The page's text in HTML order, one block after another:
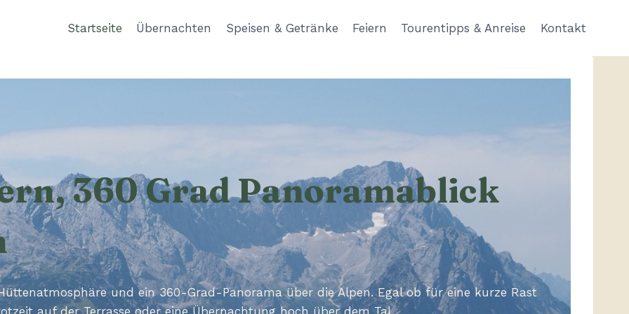
Startseite Übernachten Speisen & Getränke Feiern Tourentipps & Anreise Kontakt
360 Grad Panoramablick
und ein 360-Grad-Panorama über die Alpen. Egal ob für eine kurze Rast
auf der Terrasse oder eine Übernachtung hoch über dem Tal.